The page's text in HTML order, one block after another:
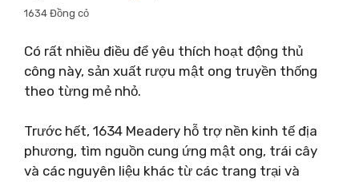
1634 Đồng cỏ
Có rất nhiều điều để yêu thích hoạt động thủ
công này, sản xuất rượu mật ong truyền thống
theo từng mẻ nhỏ.
Trước hết, 1634 Meadery hỗ trợ nền kinh tế địa
phương, tìm nguồn cung ứng mật ong, trái cây
và các nguyên liệu khác từ các trang trại và